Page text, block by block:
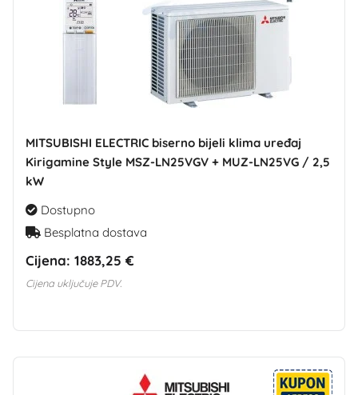
MITSUBISHI ELECTRIC biserno bijeli klima uređaj
Kirigamine Style MSZ-LN25VGV + MUZ-LN25VG / 2,5
kW
Dostupno
Besplatna dostava
Cijena: 1883,25 €
Cijena uključuje PDV.